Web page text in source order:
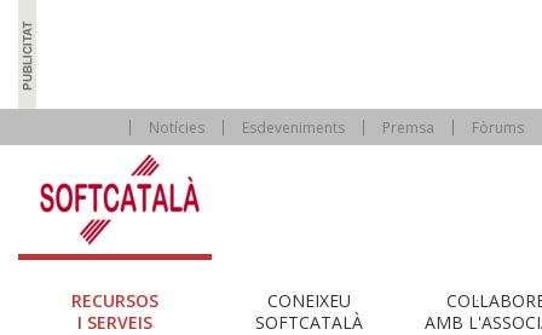
Notícies Esdeveniments Premsa Fòrums
RECURSOS
I SERVEIS
CONEIXEU
SOFTCATALÀ
AMB